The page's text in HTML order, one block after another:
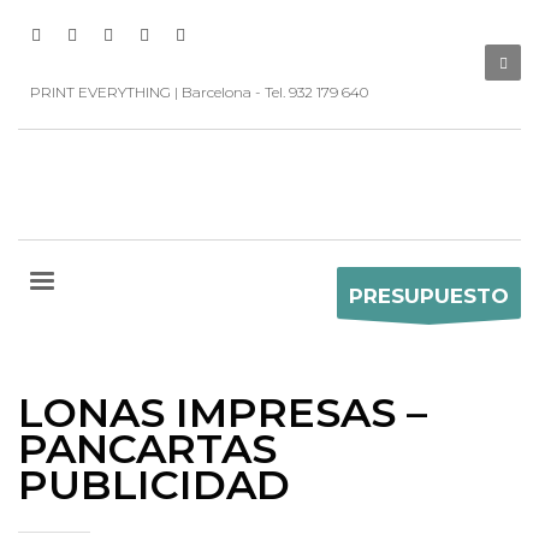
PRINT EVERYTHING | Barcelona - Tel. 932 179 640
PRESUPUESTO
LONAS IMPRESAS –
PANCARTAS
PUBLICIDAD